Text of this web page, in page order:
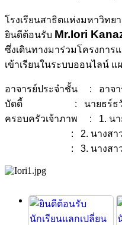
โรงเรียนสาธิตแห่งมหาวิท
ยินดีต้อนรับ Mr.Iori
ซึ่งเดินทางมาร่วมโครงการ
เข้าเรียนในระบบออนไลน์
อาจารย์ประจำชั้น : อาจา
บัดดี้ : นายธร์ธวัช วิ
ครอบครัวเจ้าภาพ : 1. นา
: 2. นางสาวณณณณิณ
: 3. นางสาวชนม์ช